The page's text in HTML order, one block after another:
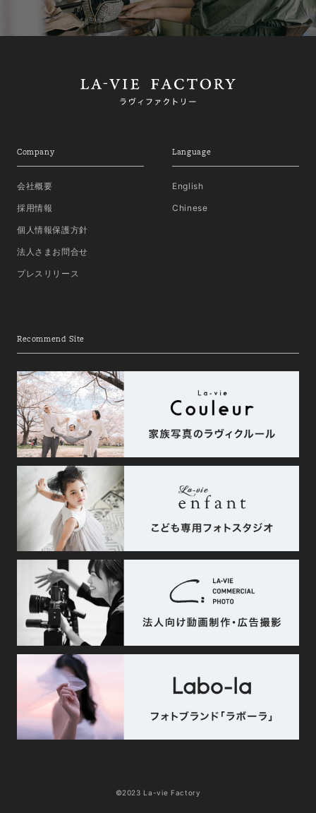
Company
会社概要
採用情報
個人情報保護方針
法人さまお問合せ
プレスリリース
Language
English
Chinese
Recommend Site
©2023 La-vie Factory